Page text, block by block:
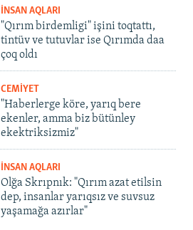
İNSAN AQLARI
"Qırım birdemligi" işini toqtattı,
tintüv ve tutuvlar ise Qırımda daa
çoq oldı
CEMİYET
"Haberlerge köre, yarıq bere
ekenler, amma biz bütünley
ekektriksizmiz"
İNSAN AQLARI
Olğa Skrıpnık: "Qırım azat etilsin
dep, insanlar yarıqsız ve suvsuz
yaşamağa azırlar"